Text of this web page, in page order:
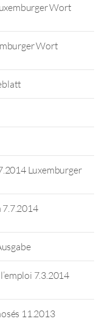
Wort
Wort
Luxemburger
7.3.2014
11.2013